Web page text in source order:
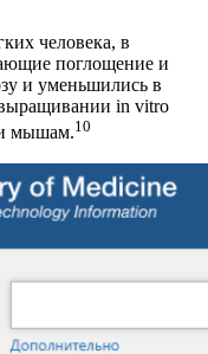
человека, в
поглощение и
и уменьшились в
in vitro
мышам.10